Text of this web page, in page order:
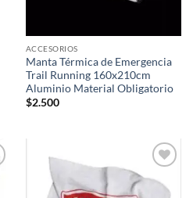
ACCESORIOS
Manta Térmica de Emergencia
Trail Running 160x210cm
Aluminio Material Obligatorio
$2.500
Add to
wishlist